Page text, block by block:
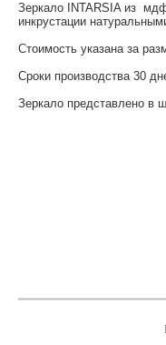
Зеркало INTARSIA из
инкрустации
Cтоимость указана за
Cроки производства 30
Зеркало представлено в